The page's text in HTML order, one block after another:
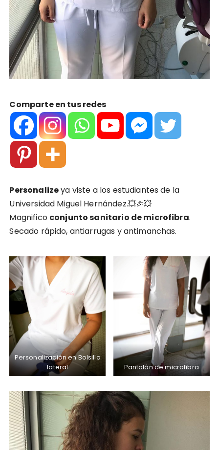
Comparte en tus redes
Personalizeya viste a los estudiantes de la
Universidad Miguel Hernández.💥🎉💥
Magnifico conjunto sanitario de microfibra.
Secado rápido, antiarrugas y antimanchas.
Personalización en Bolsillo
lateral
Pantalón de microfibra